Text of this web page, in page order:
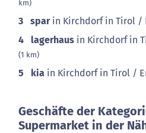
km)
3 sparin Kirchdorf in Tirol /
4 lagerhaus in Kirchdorf in
(1 km)
5 kia in Kirchdorf in Tirol /
Geschäfte der
Supermarket in der